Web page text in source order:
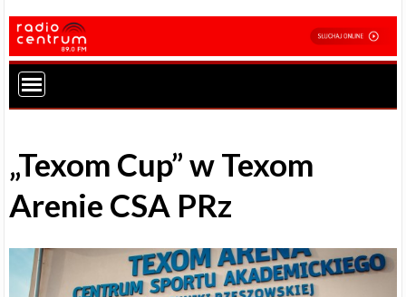
„Texom Cup” w Texom
Arenie CSA PRz